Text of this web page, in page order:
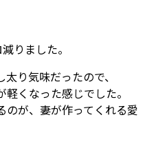
りました。
り気味だったので、
くなった感じでした。
のが、妻が作ってくれる愛